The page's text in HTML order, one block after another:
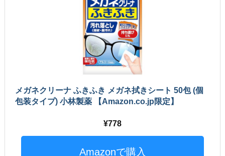
メガネクリーナ ふきふき メガネ拭きシート 50包 (個
包装タイプ) 小林製薬 【Amazon.co.jp限定】
778